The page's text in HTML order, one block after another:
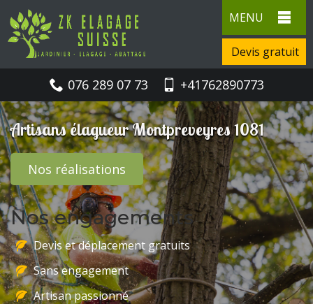
MENU
Devis gratuit
076 289 07 73 +41762890773
Artisans élagueur Montpreveyres 1081
Nos réalisations
Nos engagements
Devis et déplacement gratuits
Sans engagement
Artisan passionné